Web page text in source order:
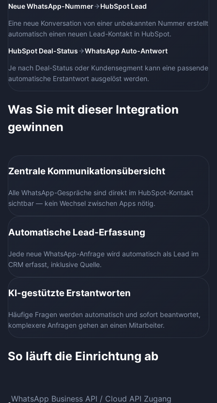
Neue WhatsApp-Nummer HubSpot Lead
Eine neue Konversation von einer unbekannten Nummer erstellt
automatisch einen neuen Lead-Kontakt in HubSpot.
HubSpot Deal-Status WhatsApp Auto-Antwort
Je nach Deal-Status oder Kundensegment kann eine passende
automatische Erstantwort ausgelöst werden.
Was Sie mit dieser Integration
gewinnen
Zentrale Kommunikationsübersicht
Alle WhatsApp-Gespräche sind direkt im HubSpot-Kontakt
sichtbar — kein Wechsel zwischen Apps nötig.
Automatische Lead-Erfassung
Jede neue WhatsApp-Anfrage wird automatisch als Lead im
CRM erfasst, inklusive Quelle.
KI-gestützte Erstantworten
Häufige Fragen werden automatisch und sofort beantwortet,
komplexere Anfragen gehen an einen Mitarbeiter.
So läuft die Einrichtung ab
WhatsApp Business API / Cloud API Zugang